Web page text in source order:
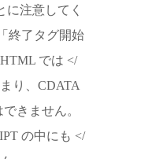
に注意してく
終了タグ開始
では </
り、CDATA
きません。
の中にも </